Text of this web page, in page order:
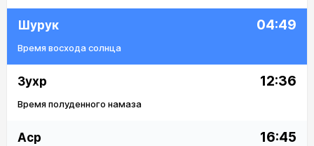
Шурук 04:49
Время восхода солнца
Зухр 12:36
Время полуденного намаза
Аср 16:45